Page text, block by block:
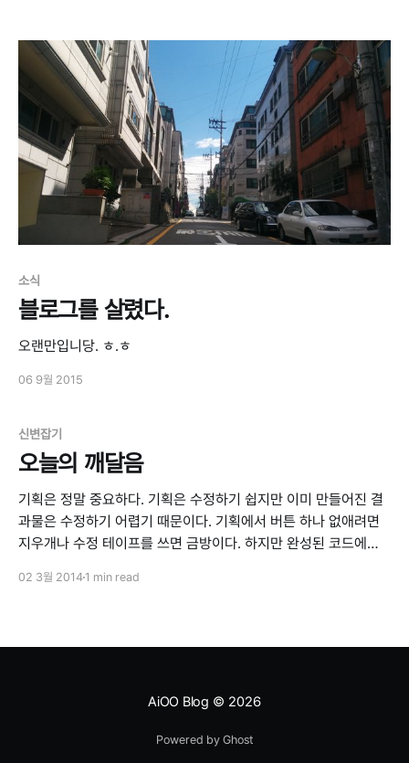
소식
블로그를 살렸다.
오랜만입니당. ㅎ.ㅎ
06 9월 2015
신변잡기
오늘의 깨달음
기획은 정말 중요하다. 기획은 수정하기 쉽지만 이미 만들어진 결
과물은 수정하기 어렵기 때문이다. 기획에서 버튼 하나 없애려면
지우개나 수정 테이프를 쓰면 금방이다. 하지만 완성된 코드에서
만 지워서 해결되지는 않는다. 그렇게 다른 코드도 손보다 보면 시
02 3월 20141 min read
AiOO Blog © 2026
Powered by Ghost